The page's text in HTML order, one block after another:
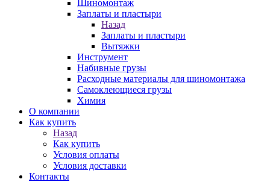
Шиномонтаж
Заплаты и пластыри
Назад
Заплаты и пластыри
Вытяжки
Инструмент
Набивные грузы
Расходные материалы для шиномонтажа
Самоклеющиеся грузы
Химия
О компании
Как купить
Назад
Как купить
Условия оплаты
Условия доставки
Контакты